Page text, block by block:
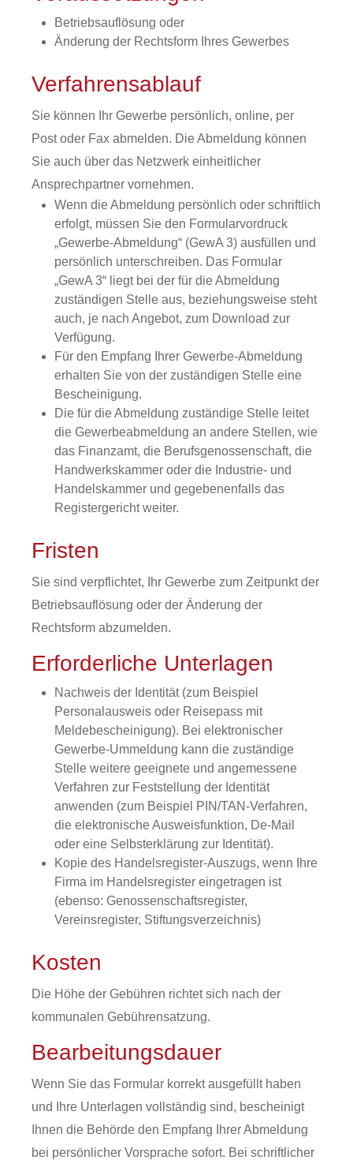
Betriebsauflösung oder
Änderung der Rechtsform Ihres Gewerbes
Verfahrensablauf
Sie können Ihr Gewerbe persönlich, online, per
Post oder Fax abmelden. Die Abmeldung können
Sie auch über das Netzwerk einheitlicher
Ansprechpartner vornehmen.
Wenn die Abmeldung persönlich oder schriftlich
erfolgt, müssen Sie den Formularvordruck
„Gewerbe-Abmeldung“ (GewA 3) ausfüllen und
persönlich unterschreiben. Das Formular
„GewA 3“ liegt bei der für die Abmeldung
zuständigen Stelle aus, beziehungsweise steht
auch, je nach Angebot, zum Download zur
Verfügung.
Für den Empfang Ihrer Gewerbe-Abmeldung
erhalten Sie von der zuständigen Stelle eine
Bescheinigung.
Die für die Abmeldung zuständige Stelle leitet
die Gewerbeabmeldung an andere Stellen, wie
das Finanzamt, die Berufsgenossenschaft, die
Handwerkskammer oder die Industrie- und
Handelskammer und gegebenenfalls das
Registergericht weiter.
Fristen
Sie sind verpflichtet, Ihr Gewerbe zum Zeitpunkt der
Betriebsauflösung oder der Änderung der
Rechtsform abzumelden.
Erforderliche Unterlagen
Nachweis der Identität (zum Beispiel
Personalausweis oder Reisepass mit
Meldebescheinigung). Bei elektronischer
Gewerbe-Ummeldung kann die zuständige
Stelle weitere geeignete und angemessene
Verfahren zur Feststellung der Identität
anwenden (zum Beispiel PIN/TAN-Verfahren,
die elektronische Ausweisfunktion, De-Mail
oder eine Selbsterklärung zur Identität).
Kopie des Handelsregister-Auszugs, wenn Ihre
Firma im Handelsregister eingetragen ist
(ebenso: Genossenschaftsregister,
Vereinsregister, Stiftungsverzeichnis)
Kosten
Die Höhe der Gebühren richtet sich nach der
kommunalen Gebührensatzung.
Bearbeitungsdauer
Wenn Sie das Formular korrekt ausgefüllt haben
und Ihre Unterlagen vollständig sind, bescheinigt
Ihnen die Behörde den Empfang Ihrer Abmeldung
bei persönlicher Vorsprache sofort. Bei schriftlicher